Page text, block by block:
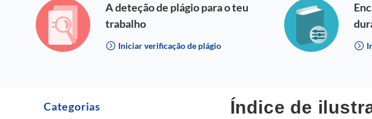
A deteção de plágio para o teu
trabalho
Iniciar verificação de plágio
Categorias Índice de